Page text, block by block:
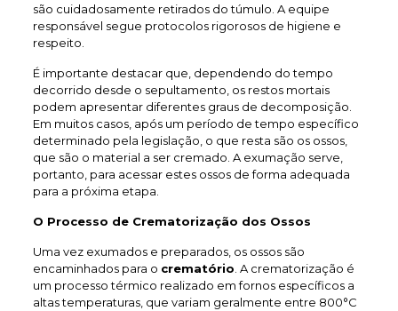
são cuidadosamente retirados do túmulo. A equipe
responsável segue protocolos rigorosos de higiene e
respeito.
É importante destacar que, dependendo do tempo
decorrido desde o sepultamento, os restos mortais
podem apresentar diferentes graus de decomposição.
Em muitos casos, após um período de tempo específico
determinado pela legislação, o que resta são os ossos,
que são o material a ser cremado. A exumação serve,
portanto, para acessar estes ossos de forma adequada
para a próxima etapa.
O Processo de Crematorização dos Ossos
Uma vez exumados e preparados, os ossos são
encaminhados para o crematório . A crematorização é
um processo térmico realizado em fornos específicos a
altas temperaturas, que variam geralmente entre 800°C